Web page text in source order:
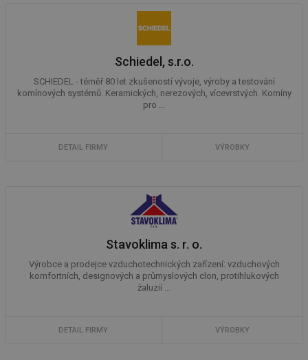
Schiedel, s.r.o.
SCHIEDEL - téměř 80 let zkušeností vývoje, výroby a testování
komínových systémů. Keramických, nerezových, vícevrstvých. Komíny
pro ...
DETAIL FIRMY VÝROBKY
Stavoklima s. r. o.
Výrobce a prodejce vzduchotechnických zařízení: vzduchových
komfortních, designových a průmyslových clon, protihlukových
žaluzií ...
DETAIL FIRMY VÝROBKY